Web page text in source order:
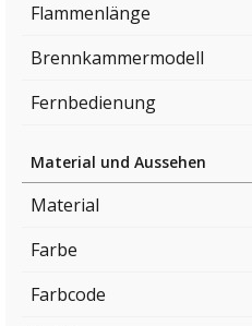
Flammenlänge
Brennkammermodell
Fernbedienung
Material und Aussehen
Material
Farbe
Farbcode